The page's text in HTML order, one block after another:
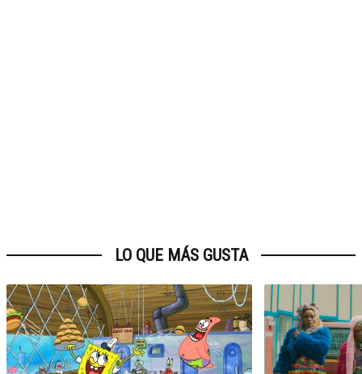
LO QUE MÁS GUSTA